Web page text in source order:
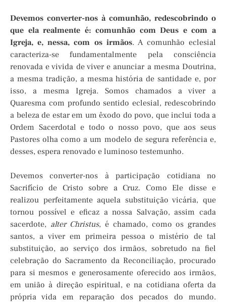
Devemos converter-nos à comunhão, redescobrindo o
que ela realmente é: comunhão com Deus e com a
Igreja, e, nessa, com os irmãos. A comunhão eclesial
caracteriza-se fundamentalmente pela consciência
renovada e vivida de viver e anunciar a mesma Doutrina,
a mesma tradição, a mesma história de santidade e, por
isso, a mesma Igreja. Somos chamados a viver a
Quaresma com profundo sentido eclesial, redescobrindo
a beleza de estar em um êxodo do povo, que inclui toda a
Ordem Sacerdotal e todo o nosso povo, que aos seus
Pastores olha como a um modelo de segura referência e,
desses, espera renovado e luminoso testemunho.
Devemos converter-nos à participação cotidiana no
Sacrifício de Cristo sobre a Cruz. Como Ele disse e
realizou perfeitamente aquela substituição vicária, que
tornou possível e eficaz a nossa Salvação, assim cada
sacerdote, alter Christus, é chamado, como os grandes
santos, a viver em primeira pessoa o mistério de tal
substituição, ao serviço dos irmãos, sobretudo na fiel
celebração do Sacramento da Reconciliação, procurado
para si mesmos e generosamente oferecido aos irmãos,
em união à direção espiritual, e na cotidiana oferta da
própria vida em reparação dos pecados do mundo.